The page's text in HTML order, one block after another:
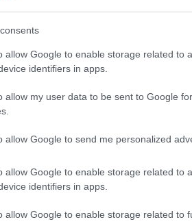
allow Google to enable storage related to
identifiers in apps.
allow my user data to be sent to Google
allow Google to send me personalized
allow Google to enable storage related to
identifiers in apps.
allow Google to enable storage related to
di GalluraOggi.it
news da